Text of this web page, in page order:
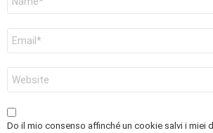
web
Do il mio consenso affinché un cookie salvi i miei